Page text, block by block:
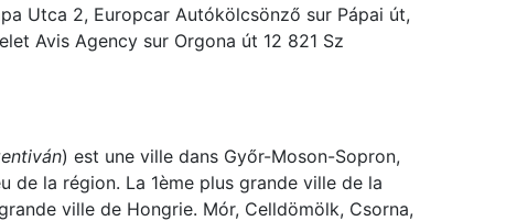
Utca 2, Europcar Autókölcsönző sur Pápai út,
Avis Agency sur Orgona út 12 821 Sz
) est une ville dans Győr-Moson-Sopron,
de la région. La 1ème plus grande ville de la
ville de Hongrie. Mór, Celldömölk, Csorna,